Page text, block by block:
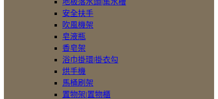
安全扶手
吹風機架
皂液瓶
香皂架
浴巾掛環|掛衣勾
烘手機
馬桶刷架
置物架|置物櫃